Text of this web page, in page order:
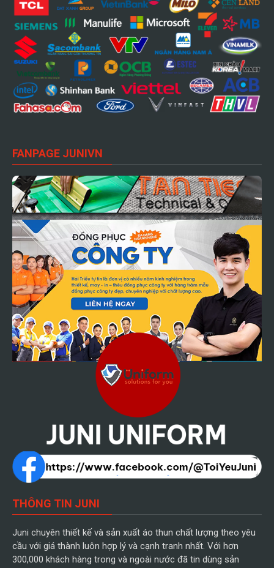
FANPAGE JUNIVN
THÔNG TIN JUNI
Juni chuyên thiết kế và sản xuất áo thun chất lượng theo yêu
cầu với giá thành luôn hợp lý và cạnh tranh nhất. Với hơn
300,000 khách hàng trong và ngoài nước đã tin dùng sản